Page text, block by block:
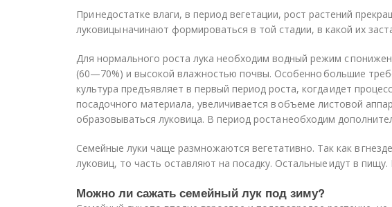
При недостатке влаги, в период вегетации, рост растений
луковицы начинают формироваться в той стадии, в какой их
Для нормального роста лука необходим водный режим с
(60—70%) и высокой влажностью почвы. Особенно большие
культура предъявляет в первый период роста, когда идет
посадочного материала, увеличивается в объеме листовой
образовываться луковица. В период роста необходим
Семейные луки чаще размножаются вегетативно. Так как в
луковиц, то часть оставляют на посадку. Остальные идут в
Можно ли сажать семейный лук под зиму?